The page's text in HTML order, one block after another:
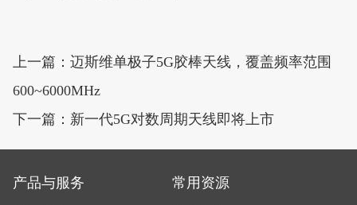
上一篇：迈斯维单极子5G胶棒天线，覆盖频率范围
600~6000MHz
下一篇：新一代5G对数周期天线即将上市
产品与服务 常用资源